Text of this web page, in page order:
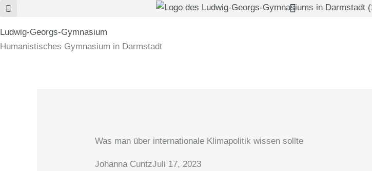
Zum
springen
Ludwig-Georgs-Gymnasium
Humanistisches Gymnasium in Darmstadt
Was man über internationale Klimapolitik wissen sollte
Johanna CuntzJuli 17, 2023